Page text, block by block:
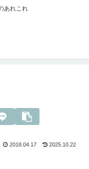
あれこれ
2018.04.17 2025.10.22